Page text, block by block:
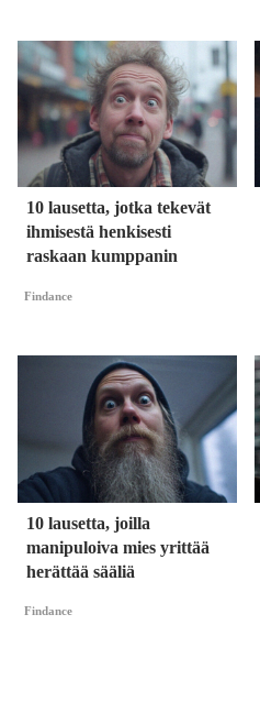
10 lausetta, jotka tekevät
ihmisestä henkisesti
raskaan kumppanin
Findance
10 lausetta, joilla
manipuloiva mies yrittää
herättää sääliä
Findance